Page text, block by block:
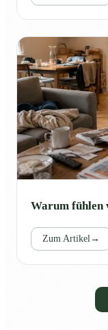
Warum fühlen
Zum Artikel→